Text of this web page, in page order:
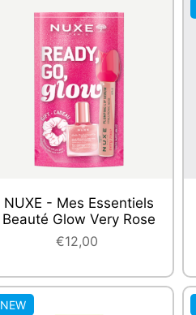
NUXE - Mes Essentiels
Beauté Glow Very Rose
€12,00
NEW